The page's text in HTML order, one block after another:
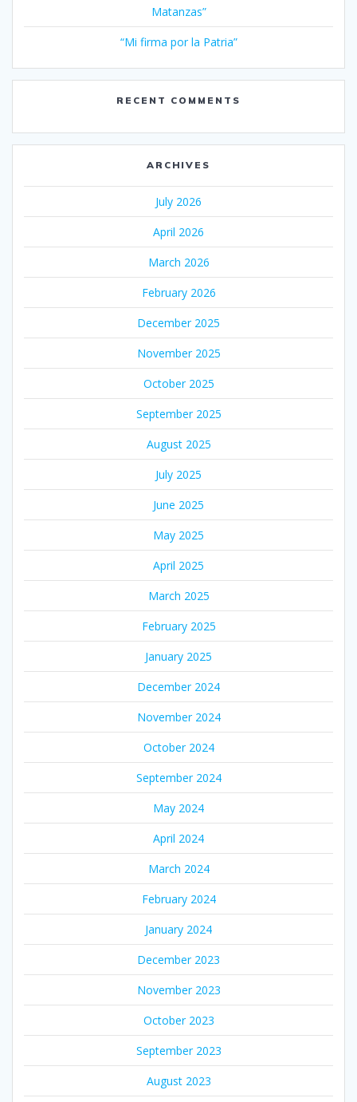
Matanzas”
“Mi firma por la Patria”
RECENT COMMENTS
ARCHIVES
July 2026
April 2026
March 2026
February 2026
December 2025
November 2025
October 2025
September 2025
August 2025
July 2025
June 2025
May 2025
April 2025
March 2025
February 2025
January 2025
December 2024
November 2024
October 2024
September 2024
May 2024
April 2024
March 2024
February 2024
January 2024
December 2023
November 2023
October 2023
September 2023
August 2023